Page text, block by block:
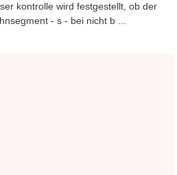
kontrolle wird festgestellt, ob der
- s - bei nicht b ...